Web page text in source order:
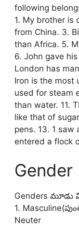
following
1. My brother is
from China. 3.
than Africa. 5.
6. John gave
London has
Iron is the most
used for steam
than water. 11.
like that of
pens. 13. 1 saw
entered a flock
Genders మూడు
1.
Neuter